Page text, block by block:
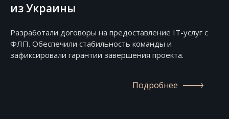
из Украины
Разработали договоры на предоставление IT-услуг с
ФЛП. Обеспечили стабильность команды и
зафиксировали гарантии завершения проекта.
Подробнее